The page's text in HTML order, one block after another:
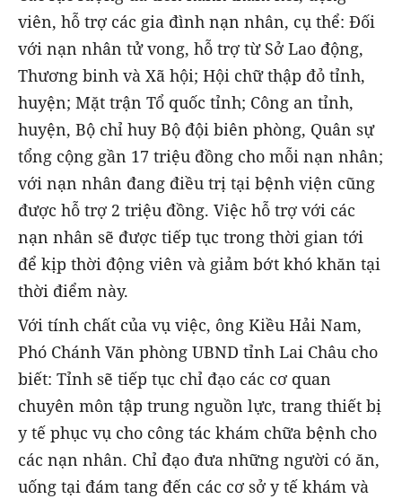
viên, hỗ trợ các gia đình nạn nhân, cụ thể: Đối
với nạn nhân tử vong, hỗ trợ từ Sở Lao động,
Thương binh và Xã hội; Hội chữ thập đỏ tỉnh,
huyện; Mặt trận Tổ quốc tỉnh; Công an tỉnh,
huyện, Bộ chỉ huy Bộ đội biên phòng, Quân sự
tổng cộng gần 17 triệu đồng cho mỗi nạn nhân;
với nạn nhân đang điều trị tại bệnh viện cũng
được hỗ trợ 2 triệu đồng. Việc hỗ trợ với các
nạn nhân sẽ được tiếp tục trong thời gian tới
để kịp thời động viên và giảm bớt khó khăn tại
thời điểm này.
Với tính chất của vụ việc, ông Kiều Hải Nam,
Phó Chánh Văn phòng UBND tỉnh Lai Châu cho
biết: Tỉnh sẽ tiếp tục chỉ đạo các cơ quan
chuyên môn tập trung nguồn lực, trang thiết bị
y tế phục vụ cho công tác khám chữa bệnh cho
các nạn nhân. Chỉ đạo đưa những người có ăn,
uống tại đám tang đến các cơ sở y tế khám và